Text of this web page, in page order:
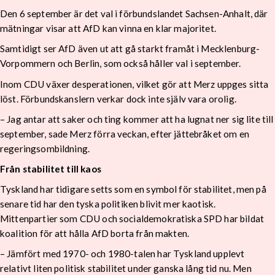
Den 6 september är det val i förbundslandet Sachsen-Anhalt, där
mätningar visar att AfD kan vinna en klar majoritet.
Samtidigt ser AfD även ut att gå starkt framåt i Mecklenburg-
Vorpommern och Berlin, som också håller val i september.
Inom CDU växer desperationen, vilket gör att Merz uppges sitta
löst. Förbundskanslern verkar dock inte själv vara orolig.
– Jag antar att saker och ting kommer att ha lugnat ner sig lite till
september, sade Merz förra veckan, efter jättebråket om en
regeringsombildning.
Från stabilitet till kaos
Tyskland har tidigare setts som en symbol för stabilitet, men på
senare tid har den tyska politiken blivit mer kaotisk.
Mittenpartier som CDU och socialdemokratiska SPD har bildat
koalition för att hålla AfD borta från makten.
– Jämfört med 1970- och 1980-talen har Tyskland upplevt
relativt liten politisk stabilitet under ganska lång tid nu. Men